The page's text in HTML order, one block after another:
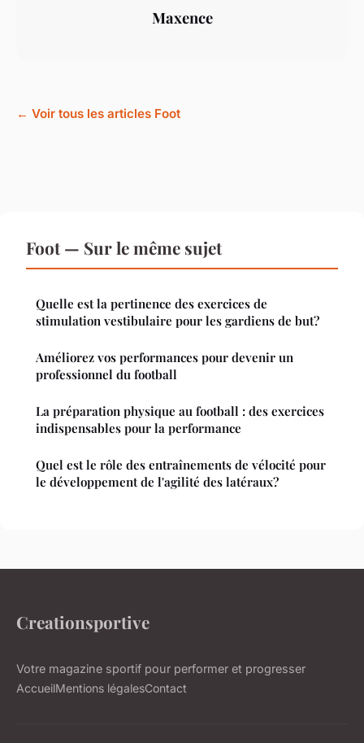
Maxence
← Voir tous les articles Foot
Foot — Sur le même sujet
Quelle est la pertinence des exercices de
stimulation vestibulaire pour les gardiens de but?
Améliorez vos performances pour devenir un
professionnel du football
La préparation physique au football : des exercices
indispensables pour la performance
Quel est le rôle des entraînements de vélocité pour
le développement de l'agilité des latéraux?
Creationsportive
Votre magazine sportif pour performer et progresser
AccueilMentions légalesContact